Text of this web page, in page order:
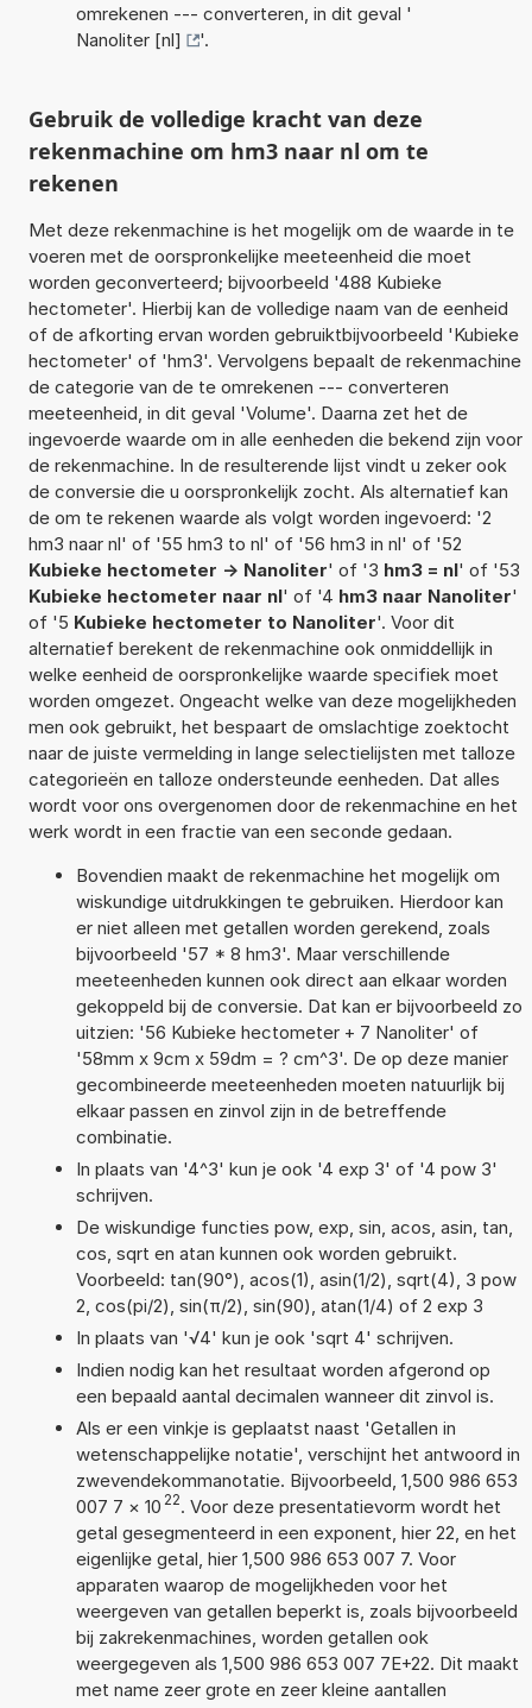
omrekenen --- converteren, in dit geval '
Nanoliter [nl]
'.
Gebruik de volledige kracht van deze
rekenmachine om hm3 naar nl om te
rekenen
Met deze rekenmachine is het mogelijk om de waarde in te
voeren met de oorspronkelijke meeteenheid die moet
worden geconverteerd; bijvoorbeeld '488 Kubieke
hectometer'. Hierbij kan de volledige naam van de eenheid
of de afkorting ervan worden gebruiktbijvoorbeeld 'Kubieke
hectometer' of 'hm3'. Vervolgens bepaalt de rekenmachine
de categorie van de te omrekenen --- converteren
meeteenheid, in dit geval 'Volume'. Daarna zet het de
ingevoerde waarde om in alle eenheden die bekend zijn voor
de rekenmachine. In de resulterende lijst vindt u zeker ook
de conversie die u oorspronkelijk zocht. Als alternatief kan
de om te rekenen waarde als volgt worden ingevoerd: '2
hm3 naar nl' of '55 hm3 to nl' of '56 hm3 in nl' of '52
Kubieke hectometer -> Nanoliter' of '3 hm3 = nl' of '53
Kubieke hectometer naar nl' of '4 hm3 naar Nanoliter'
of '5 Kubieke hectometer to Nanoliter'. Voor dit
alternatief berekent de rekenmachine ook onmiddellijk in
welke eenheid de oorspronkelijke waarde specifiek moet
worden omgezet. Ongeacht welke van deze mogelijkheden
men ook gebruikt, het bespaart de omslachtige zoektocht
naar de juiste vermelding in lange selectielijsten met talloze
categorieën en talloze ondersteunde eenheden. Dat alles
wordt voor ons overgenomen door de rekenmachine en het
werk wordt in een fractie van een seconde gedaan.
Bovendien maakt de rekenmachine het mogelijk om
wiskundige uitdrukkingen te gebruiken. Hierdoor kan
er niet alleen met getallen worden gerekend, zoals
bijvoorbeeld '57 * 8 hm3'. Maar verschillende
meeteenheden kunnen ook direct aan elkaar worden
gekoppeld bij de conversie. Dat kan er bijvoorbeeld zo
uitzien: '56 Kubieke hectometer + 7 Nanoliter' of
'58mm x 9cm x 59dm = ? cm^3'. De op deze manier
gecombineerde meeteenheden moeten natuurlijk bij
elkaar passen en zinvol zijn in de betreffende
combinatie.
In plaats van '4^3' kun je ook '4 exp 3' of '4 pow 3'
schrijven.
De wiskundige functies pow, exp, sin, acos, asin, tan,
cos, sqrt en atan kunnen ook worden gebruikt.
Voorbeeld: tan(90°), acos(1), asin(1/2), sqrt(4), 3 pow
2, cos(pi/2), sin(π/2), sin(90), atan(1/4) of 2 exp 3
In plaats van '√4' kun je ook 'sqrt 4' schrijven.
Indien nodig kan het resultaat worden afgerond op
een bepaald aantal decimalen wanneer dit zinvol is.
Als er een vinkje is geplaatst naast 'Getallen in
wetenschappelijke notatie', verschijnt het antwoord in
zwevendekommanotatie. Bijvoorbeeld, 1,500 986 653
007 7 × 10 22. Voor deze presentatievorm wordt het
getal gesegmenteerd in een exponent, hier 22, en het
eigenlijke getal, hier 1,500 986 653 007 7. Voor
apparaten waarop de mogelijkheden voor het
weergeven van getallen beperkt is, zoals bijvoorbeeld
bij zakrekenmachines, worden getallen ook
weergegeven als 1,500 986 653 007 7E+22. Dit maakt
met name zeer grote en zeer kleine aantallen